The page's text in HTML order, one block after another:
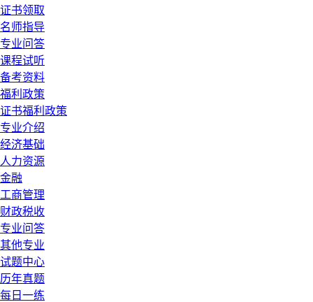
证书领取
名师指导
专业问答
课程试听
备考资料
福利政策
证书福利政策
专业介绍
经济基础
人力资源
金融
工商管理
财政税收
专业问答
其他专业
试题中心
历年真题
每日一练